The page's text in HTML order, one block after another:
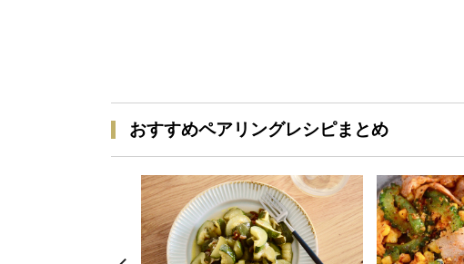
おすすめペアリングレシピまとめ